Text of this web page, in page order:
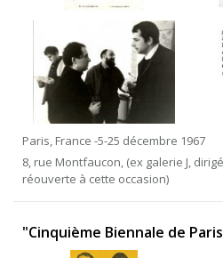
Paris, France -5-25 décembre 1967
8, rue Montfaucon, (ex galerie J,
réouverte à cette occasion)
"Cinquième Biennale de